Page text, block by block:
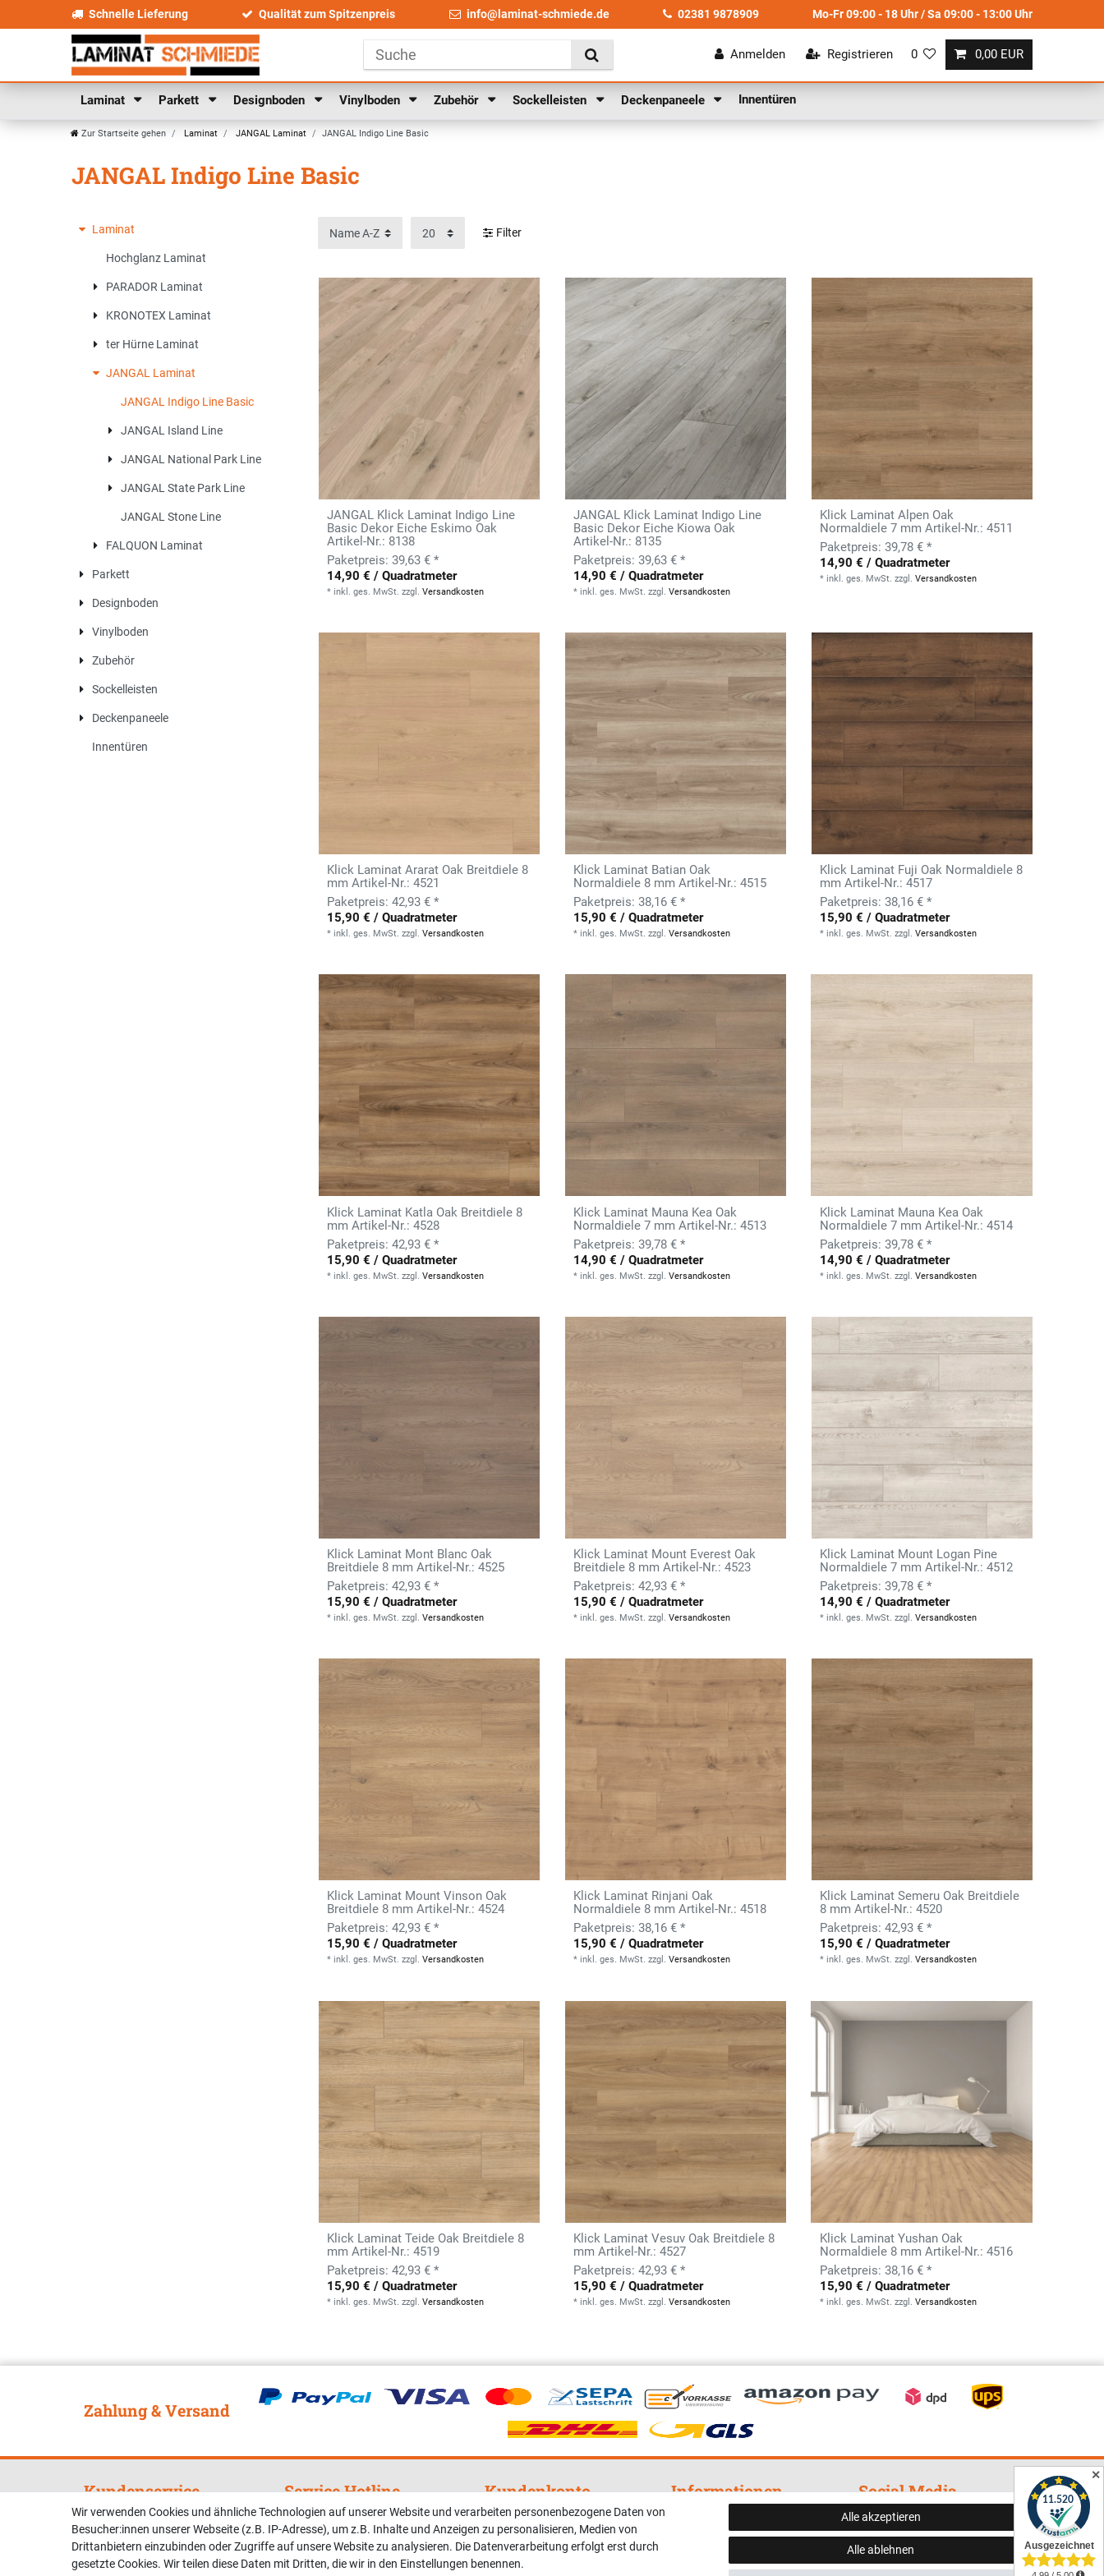
Schnelle Lieferung Qualität zum Spitzenpreis info@laminat-schmiede.de 02381 9878909 Mo-Fr 09:00 - 18 Uhr / Sa 09:00 - 13:00 Uhr
Anmelden Registrieren 0 0,00 EUR
Laminat Parkett Designboden Vinylboden Zubehör Sockelleisten Deckenpaneele Innentüren
Zur Startseite gehen Laminat JANGAL Laminat JANGAL Indigo Line Basic
JANGAL Indigo Line Basic
Laminat
Hochglanz Laminat
PARADOR Laminat
KRONOTEX Laminat
ter Hürne Laminat
JANGAL Laminat
JANGAL Indigo Line Basic
JANGAL Island Line
JANGAL National Park Line
JANGAL State Park Line
JANGAL Stone Line
FALQUON Laminat
Parkett
Designboden
Vinylboden
Zubehör
Sockelleisten
Deckenpaneele
Innentüren
Filter
JANGAL Klick Laminat Indigo Line
Basic Dekor Eiche Eskimo Oak
Artikel-Nr.: 8138
39,63 € *
14,90 € / Quadratmeter
* inkl. ges. MwSt. zzgl.Versandkosten
JANGAL Klick Laminat Indigo Line
Basic Dekor Eiche Kiowa Oak
Artikel-Nr.: 8135
39,63 € *
14,90 € / Quadratmeter
* inkl. ges. MwSt. zzgl.Versandkosten
Klick Laminat Alpen Oak
Normaldiele 7 mm Artikel-Nr.: 4511
39,78 € *
14,90 € / Quadratmeter
* inkl. ges. MwSt. zzgl.Versandkosten
Klick Laminat Ararat Oak Breitdiele 8
mm Artikel-Nr.: 4521
42,93 € *
15,90 € / Quadratmeter
* inkl. ges. MwSt. zzgl.Versandkosten
Klick Laminat Batian Oak
Normaldiele 8 mm Artikel-Nr.: 4515
38,16 € *
15,90 € / Quadratmeter
* inkl. ges. MwSt. zzgl.Versandkosten
Klick Laminat Fuji Oak Normaldiele 8
mm Artikel-Nr.: 4517
38,16 € *
15,90 € / Quadratmeter
* inkl. ges. MwSt. zzgl.Versandkosten
Klick Laminat Katla Oak Breitdiele 8
mm Artikel-Nr.: 4528
42,93 € *
15,90 € / Quadratmeter
* inkl. ges. MwSt. zzgl.Versandkosten
Klick Laminat Mauna Kea Oak
Normaldiele 7 mm Artikel-Nr.: 4513
39,78 € *
14,90 € / Quadratmeter
* inkl. ges. MwSt. zzgl.Versandkosten
Klick Laminat Mauna Kea Oak
Normaldiele 7 mm Artikel-Nr.: 4514
39,78 € *
14,90 € / Quadratmeter
* inkl. ges. MwSt. zzgl.Versandkosten
Klick Laminat Mont Blanc Oak
Breitdiele 8 mm Artikel-Nr.: 4525
42,93 € *
15,90 € / Quadratmeter
* inkl. ges. MwSt. zzgl.Versandkosten
Klick Laminat Mount Everest Oak
Breitdiele 8 mm Artikel-Nr.: 4523
42,93 € *
15,90 € / Quadratmeter
* inkl. ges. MwSt. zzgl.Versandkosten
Klick Laminat Mount Logan Pine
Normaldiele 7 mm Artikel-Nr.: 4512
39,78 € *
14,90 € / Quadratmeter
* inkl. ges. MwSt. zzgl.Versandkosten
Klick Laminat Mount Vinson Oak
Breitdiele 8 mm Artikel-Nr.: 4524
42,93 € *
15,90 € / Quadratmeter
* inkl. ges. MwSt. zzgl.Versandkosten
Klick Laminat Rinjani Oak
Normaldiele 8 mm Artikel-Nr.: 4518
38,16 € *
15,90 € / Quadratmeter
* inkl. ges. MwSt. zzgl.Versandkosten
Klick Laminat Semeru Oak Breitdiele
8 mm Artikel-Nr.: 4520
42,93 € *
15,90 € / Quadratmeter
* inkl. ges. MwSt. zzgl.Versandkosten
Klick Laminat Teide Oak Breitdiele 8
mm Artikel-Nr.: 4519
42,93 € *
15,90 € / Quadratmeter
* inkl. ges. MwSt. zzgl.Versandkosten
Klick Laminat Vesuv Oak Breitdiele 8
mm Artikel-Nr.: 4527
42,93 € *
15,90 € / Quadratmeter
* inkl. ges. MwSt. zzgl.Versandkosten
Klick Laminat Yushan Oak
Normaldiele 8 mm Artikel-Nr.: 4516
38,16 € *
15,90 € / Quadratmeter
* inkl. ges. MwSt. zzgl.Versandkosten
Zahlung & Versand
Kundenservice
Zahlung & Versand
Kontakt
Service Hotline
Telefonische Unterstützung und
Beratung unter:
02381 9878909
Kundenkonto
Registrieren
Login
Hilfe
Informationen
Impressum
Datenschutzerklärung
Social Media
✕
Wir verwenden Cookies und ähnliche Technologien auf unserer Website und verarbeiten personenbezogene Daten von
Besucher:innen unserer Webseite (z.B. IP-Adresse), um z.B. Inhalte und Anzeigen zu personalisieren, Medien von
Drittanbietern einzubinden oder Zugriffe auf unsere Website zu analysieren. Die Datenverarbeitung erfolgt erst durch
gesetzte Cookies. Wir teilen diese Daten mit Dritten, die wir in den Einstellungen benennen.
Alle akzeptieren
Alle ablehnen